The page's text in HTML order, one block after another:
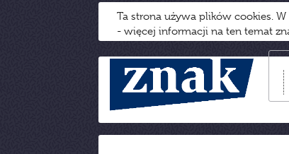
Ta strona używa plików cookies.
- więcej informacji na ten temat